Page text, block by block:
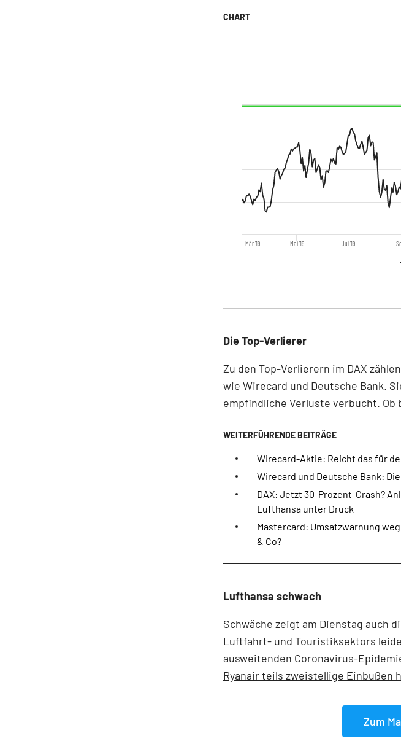
Mär '19 Mai '19 Jul '19
Die Top-Verlierer
Zu den Top-Verlierern im DAX
wie Wirecard und Deutsche Bank.
empfindliche Verluste verbucht. Ob
Wirecard-Aktie: Reicht das für
Wirecard und Deutsche Bank:
DAX: Jetzt 30-Prozent-Crash?
Lufthansa unter Druck
Mastercard: Umsatzwarnung
& Co?
Lufthansa schwach
Schwäche zeigt am Dienstag auch
Luftfahrt- und Touristiksektors
ausweitenden Coronavirus-
Ryanair teils zweistellige Einbußen
Zum